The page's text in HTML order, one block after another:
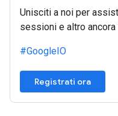
Unisciti a noi per
sessioni e altro
#GoogleIO
Registrati ora